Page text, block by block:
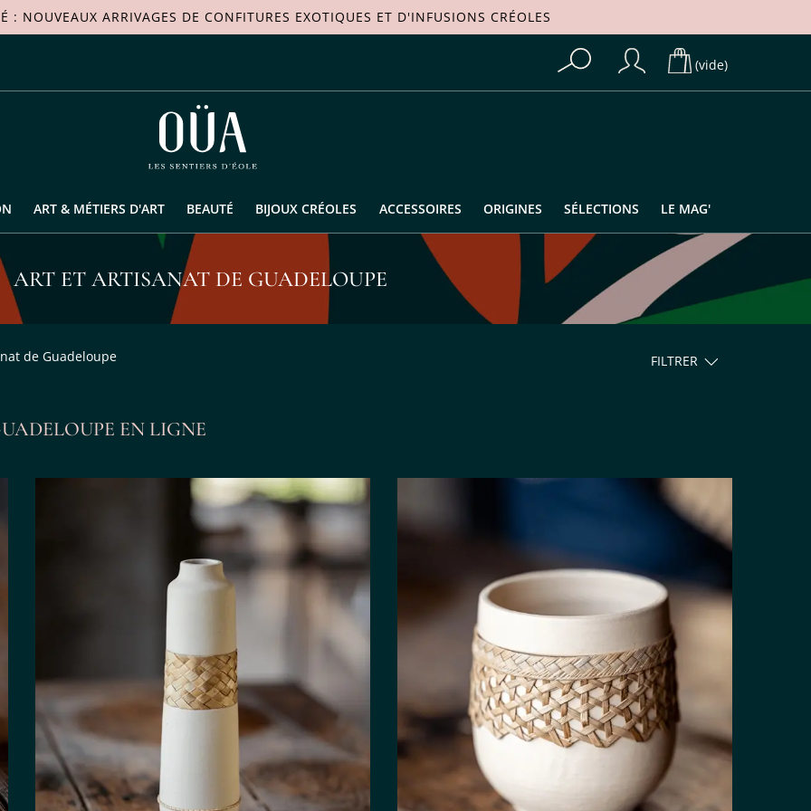
: NOUVEAUX ARRIVAGES DE CONFITURES EXOTIQUES ET D'INFUSIONS CRÉOLES
(vide)
ART & MÉTIERS D'ART BEAUTÉ BIJOUX CRÉOLES ACCESSOIRES ORIGINES SÉLECTIONS LE MAG'
ART ET ARTISANAT DE GUADELOUPE
de Guadeloupe FILTRER
EN LIGNE